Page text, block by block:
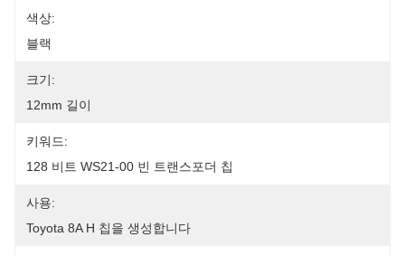
색상:
블랙
크기:
12mm 길이
키워드:
128 비트 WS21-00 빈 트랜스포더 칩
사용:
Toyota 8A H 칩을 생성합니다